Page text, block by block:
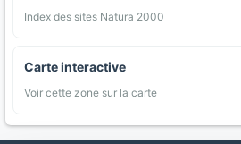
Index des sites Natura 2000
Carte interactive
Voir cette zone sur la carte